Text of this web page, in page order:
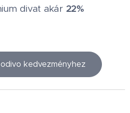
divat akár 22%
kedvezményhez